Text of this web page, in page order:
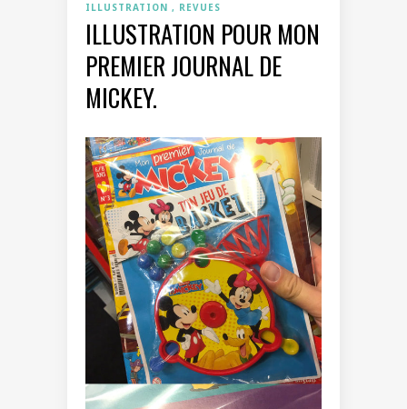
ILLUSTRATION
REVUES
ILLUSTRATION POUR MON
PREMIER JOURNAL DE
MICKEY.